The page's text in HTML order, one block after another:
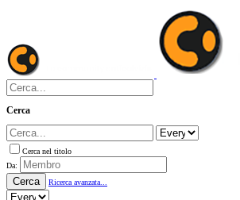
Cerca
Cerca nel titolo
Da:
Cerca Ricerca avanzata...